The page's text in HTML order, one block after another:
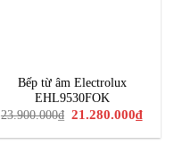
Bếp từ âm Electrolux
EHL9530FOK
23.900.000₫
Giá
là:
21.280.000₫Giá
hiện
tại